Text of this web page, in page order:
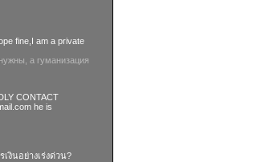
fine,I am a private
а гуманизация
CONTACT
he is
งินอย่างเร่งด่วน?